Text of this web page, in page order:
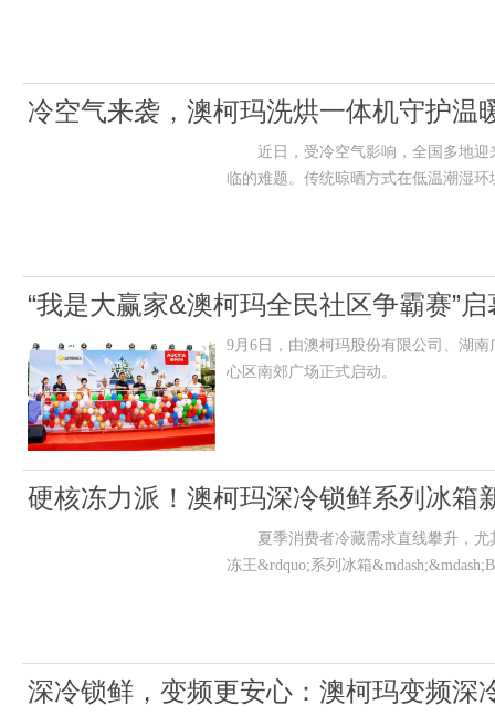
冷空气来袭，澳柯玛洗烘一体机守护温
近日，受冷空气影响，全国多地迎
临的难题。传统晾晒方式在低温潮湿
“我是大赢家&澳柯玛全民社区争霸赛”
生活
9月6日，由澳柯玛股份有限公司、湖
心区南郊广场正式启动。
硬核冻力派！澳柯玛深冷锁鲜系列冰箱
夏季消费者冷藏需求直线攀升，尤
冻王&rdquo;系列冰箱
深冷锁鲜，变频更安心：澳柯玛变频深